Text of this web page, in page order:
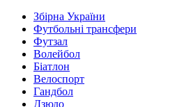
Збірна України
Футбольні трансфери
Футзал
Волейбол
Біатлон
Велоспорт
Гандбол
Дзюдо